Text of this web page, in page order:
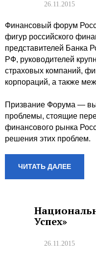
26.11.2015
Финансовый форум
фигур российского
представителей Банка
РФ, руководителей
страховых компаний,
корпораций, а также
Призвание Форума —
проблемы, стоящие
финансового рынка
решения этих проблем.
ЧИТАТЬ ДАЛЕЕ
Успех»
26.11.2015